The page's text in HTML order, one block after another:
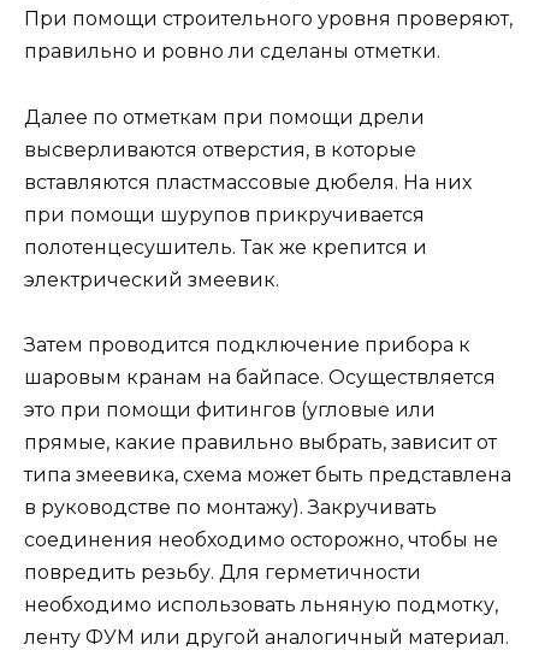
При помощи строительного уровня проверяют,
правильно и ровно ли сделаны отметки.
Далее по отметкам при помощи дрели
высверливаются отверстия, в которые
вставляются пластмассовые дюбеля. На них
при помощи шурупов прикручивается
полотенцесушитель. Так же крепится и
электрический змеевик.
Затем проводится подключение прибора к
шаровым кранам на байпасе. Осуществляется
это при помощи фитингов (угловые или
прямые, какие правильно выбрать, зависит от
типа змеевика, схема может быть представлена
в руководстве по монтажу). Закручивать
соединения необходимо осторожно, чтобы не
повредить резьбу. Для герметичности
необходимо использовать льняную подмотку,
ленту ФУМ или другой аналогичный материал.